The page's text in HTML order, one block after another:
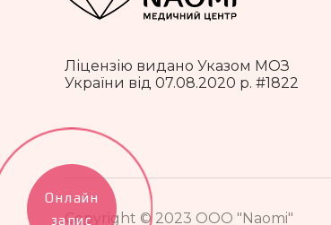
Ліцензію видано Указом МОЗ
України від 07.08.2020 р. #1822
Copyright © 2023 ООО "Naomi"
Онлайн
запис